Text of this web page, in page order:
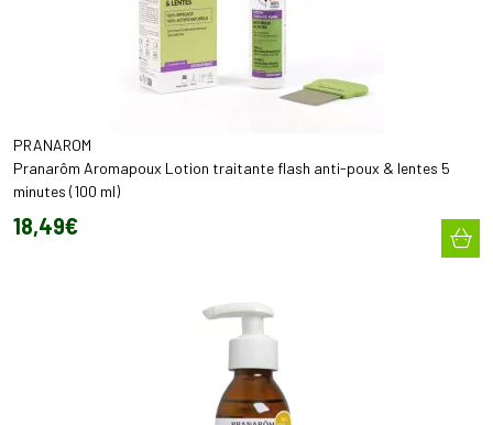
PRANAROM
Pranarôm Aromapoux Lotion traitante flash anti-poux & lentes 5
minutes (100 ml)
18,49€